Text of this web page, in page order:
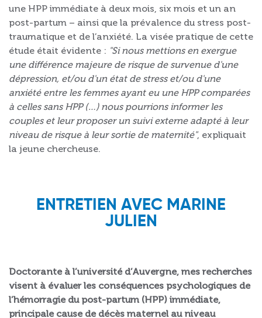
une HPP immédiate à deux mois, six mois et un an
post-partum – ainsi que la prévalence du stress post-
traumatique et de l’anxiété. La visée pratique de cette
étude était évidente : "Si nous mettions en exergue
une différence majeure de risque de survenue d'une
dépression, et/ou d'un état de stress et/ou d'une
anxiété entre les femmes ayant eu une HPP comparées
à celles sans HPP (…) nous pourrions informer les
couples et leur proposer un suivi externe adapté à leur
niveau de risque à leur sortie de maternité", expliquait
la jeune chercheuse.
ENTRETIEN AVEC MARINE
JULIEN
Doctorante à l’université d’Auvergne, mes recherches
visent à évaluer les conséquences psychologiques de
l’hémorragie du post-partum (HPP) immédiate,
principale cause de décès maternel au niveau